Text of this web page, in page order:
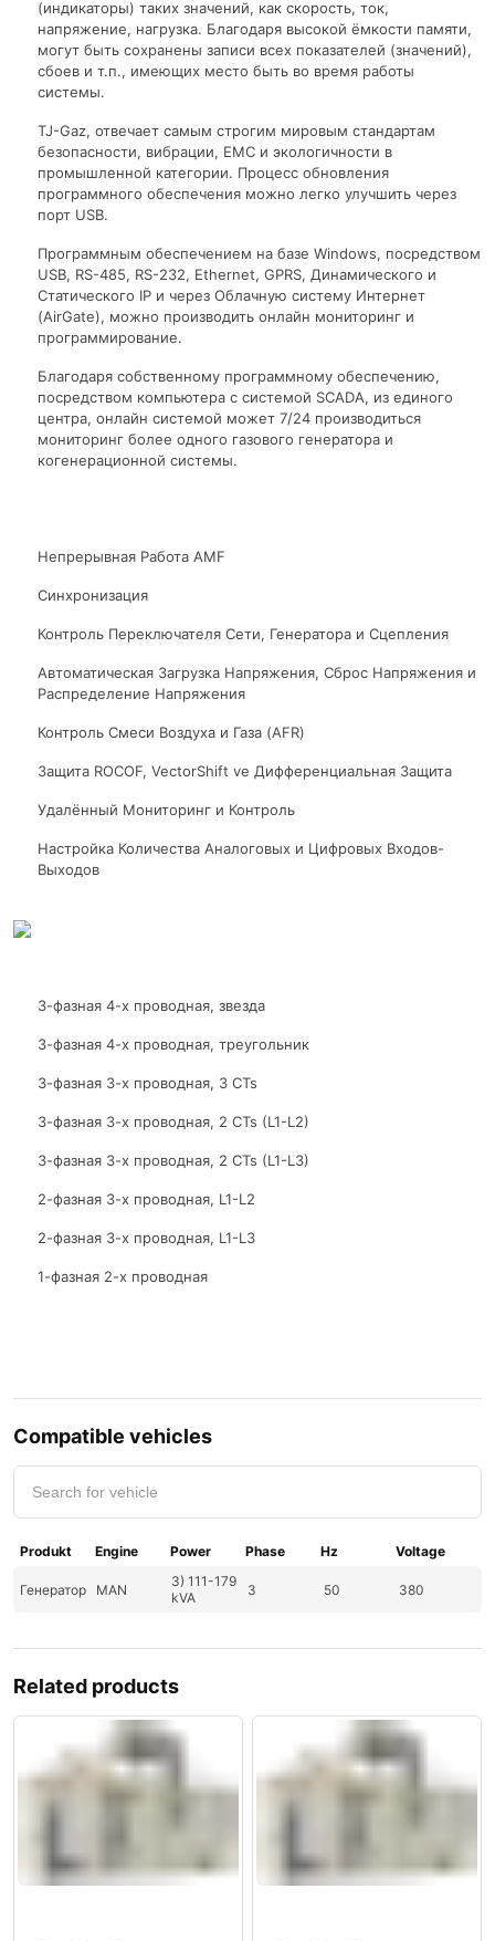
(индикаторы) таких значений, как скорость, ток,
напряжение, нагрузка. Благодаря высокой ёмкости памяти,
могут быть сохранены записи всех показателей (значений),
сбоев и т.п., имеющих место быть во время работы
системы.
TJ-Gaz, отвечает самым строгим мировым стандартам
безопасности, вибрации, ЕМС и экологичности в
промышленной категории. Процесс обновления
программного обеспечения можно легко улучшить через
порт USB.
Программным обеспечением на базе Windows, посредством
USB, RS-485, RS-232, Ethernet, GPRS, Динамического и
Статического IP и через Облачную систему Интернет
(AirGate), можно производить онлайн мониторинг и
программирование.
Благодаря собственному программному обеспечению,
посредством компьютера с системой SCADA, из единого
центра, онлайн системой может 7/24 производиться
мониторинг более одного газового генератора и
когенерационной системы.
Непрерывная Работа AMF
Синхронизация
Контроль Переключателя Сети, Генератора и Сцепления
Автоматическая Загрузка Напряжения, Сброс Напряжения и
Распределение Напряжения
Контроль Смеси Воздуха и Газа (AFR)
Защита ROCOF, VectorShift ve Дифференциальная Защита
Удалённый Мониторинг и Контроль
Настройка Количества Аналоговых и Цифровых Входов-
Выходов
3-фазная 4-х проводная, звезда
3-фазная 4-х проводная, треугольник
3-фазная 3-х проводная, 3 CTs
3-фазная 3-х проводная, 2 CTs (L1-L2)
3-фазная 3-х проводная, 2 CTs (L1-L3)
2-фазная 3-х проводная, L1-L2
2-фазная 3-х проводная, L1-L3
1-фазная 2-х проводная
Compatible vehicles
Produkt Engine Power Phase Hz Voltage
Генератор MAN
3) 111-179
kVA
3 50 380
Related products